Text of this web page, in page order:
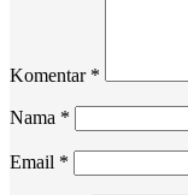
Komentar *
Nama *
Email *